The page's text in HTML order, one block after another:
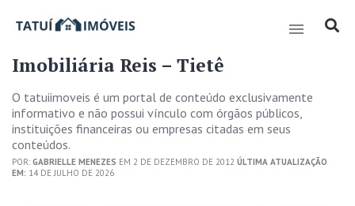
Imobiliária Reis – Tietê
O tatuiimoveis é um portal de conteúdo exclusivamente
informativo e não possui vínculo com órgãos públicos,
instituições financeiras ou empresas citadas em seus
conteúdos.
POR: GABRIELLE MENEZES EM 2 DE DEZEMBRO DE 2012 ÚLTIMA ATUALIZAÇÃO
EM: 14 DE JULHO DE 2026